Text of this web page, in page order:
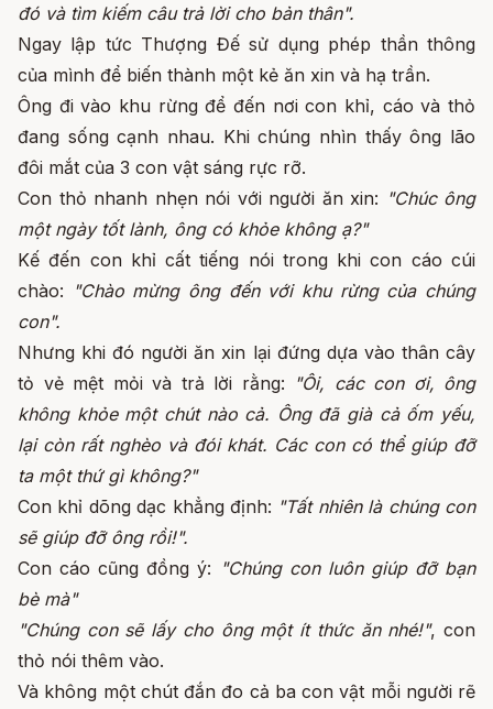
đó và tìm kiếm câu trả lời cho bản thân".
Ngay lập tức Thượng Đế sử dụng phép thần thông
của mình để biến thành một kẻ ăn xin và hạ trần.
Ông đi vào khu rừng để đến nơi con khỉ, cáo và thỏ
đang sống cạnh nhau. Khi chúng nhìn thấy ông lão
đôi mắt của 3 con vật sáng rực rỡ.
Con thỏ nhanh nhẹn nói với người ăn xin: "Chúc ông
một ngày tốt lành, ông có khỏe không ạ?"
Kế đến con khỉ cất tiếng nói trong khi con cáo cúi
chào: "Chào mừng ông đến với khu rừng của chúng
con".
Nhưng khi đó người ăn xin lại đứng dựa vào thân cây
tỏ vẻ mệt mỏi và trả lời rằng: "Ôi, các con ơi, ông
không khỏe một chút nào cả. Ông đã già cả ốm yếu,
lại còn rất nghèo và đói khát. Các con có thể giúp đỡ
ta một thứ gì không?"
Con khỉ dõng dạc khẳng định: "Tất nhiên là chúng con
sẽ giúp đỡ ông rồi!".
Con cáo cũng đồng ý: "Chúng con luôn giúp đỡ bạn
bè mà"
"Chúng con sẽ lấy cho ông một ít thức ăn nhé!", con
thỏ nói thêm vào.
Và không một chút đắn đo cả ba con vật mỗi người rẽ